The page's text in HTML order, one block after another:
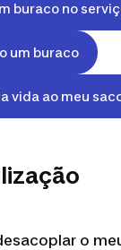
buraco no
um buraco
vida ao meu
o